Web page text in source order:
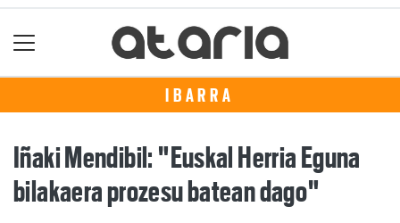
IBARRA
Iñaki Mendibil: "Euskal Herria Eguna
bilakaera prozesu batean dago"